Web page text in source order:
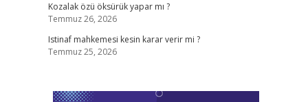
Kozalak özü öksürük yapar mı ?
Temmuz 26, 2026
Istinaf mahkemesi kesin karar verir mi ?
Temmuz 25, 2026